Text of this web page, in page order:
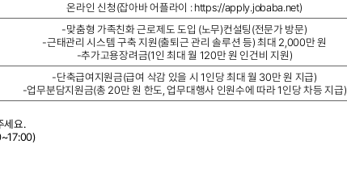
온라인 신청(잡아바 어플라이 : https://apply.jobaba.net)
-맞춤형 가족친화 근로제도 도입 (노무)컨설팅(전문가 방문)
-근태관리 시스템 구축 지원(출퇴근 관리 솔루션 등) 최대 2,000만 원
-추가고용장려금(1인 최대 월 120만 원 인건비 지원)
-단축급여지원금(급여 삭감 있을 시 1인당 최대 월 30만 원 지급)
-업무분담지원금(총 20만 원 한도, 업무대행사 인원수에 따라 1인당 차등 지급)
세요.